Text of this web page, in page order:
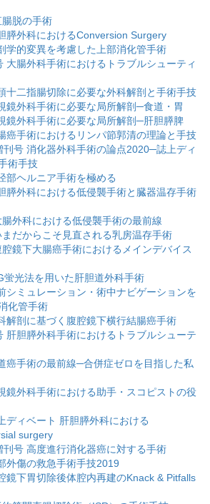
脱の手術
膵外科におけるConversion Surgery
学的変異を考慮した上部消化管手術
大腸外科手術におけるトラブルシューティ
十二指腸切除に必要な外科解剖と手術手技
鏡外科手術に必要な局所解剖─食道・胃
鏡外科手術に必要な局所解剖─肝胆膵脾
癌手術におけるリンパ節郭清の理論と手技
刊号 消化器外科手術の論点2020─誌上ディ
術手技
部ヘルニア手術を極める
膵外科における低侵襲手術と臓器温存手術
外科における低侵襲手術の最前線
だからこそ見直される乳房温存手術
鏡下大腸癌手術におけるメインデバイス
蛍光法を用いた肝胆道外科手術
シミュレーション・術中ナビゲーションを
化管手術
解剖に基づく腹腔鏡下横行結腸癌手術
肝胆膵外科手術におけるトラブルシューテ
癌手術の最前線─合併症ゼロを目指した私
鏡外科手術における助手・スコピストの役
ディベート 肝胆膵外科における
surgery
刊号 高度進行消化器癌に対する手術
外傷の救急手術手技2019
鏡下胃切除後体腔内再建のKnack & Pitfalls